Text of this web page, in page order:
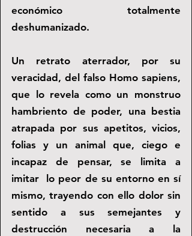
económico totalmente
deshumanizado.
Un retrato aterrador, por su
veracidad, del falso Homo sapiens,
que lo revela como un monstruo
hambriento de poder, una bestia
atrapada por sus apetitos, vicios,
folias y un animal que, ciego e
incapaz de pensar, se limita a
imitar  lo peor de su entorno en sí
mismo, trayendo con ello dolor sin
sentido a sus semejantes y
destrucción necesaria a la